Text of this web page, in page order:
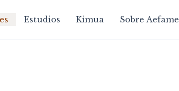
Estudios Kimua Sobre Aefame